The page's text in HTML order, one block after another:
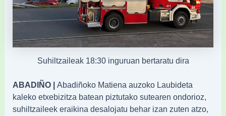
Suhiltzaileak 18:30 inguruan bertaratu dira
ABADIÑO |Abadiñoko Matiena auzoko Laubideta
kaleko etxebizitza batean piztutako sutearen ondorioz,
suhiltzaileek eraikina desalojatu behar izan zuten atzo,